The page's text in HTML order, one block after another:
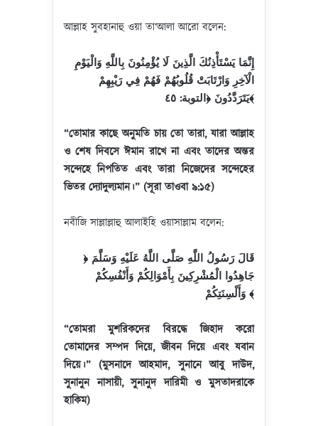
আল্লাহ সুবহানাহু ওয়া তা‘আলা আরো বলেন:
إِنَّمَا يَسْتَأْذِنُكَ الَّذِينَ لَا يُؤْمِنُونَ بِاللَّهِ وَالْيَوْمِ
الْآخِرِ وَارْتَابَتْ قُلُوبُهُمْ فَهُمْ فِي رَيْبِهِمْ
يَتَرَدَّدُونَ ﴿التوبة: ٤٥﴾
“তোমার কাছে অনুমতি চায় তো তারা,যারা আল্লাহ
ও শেষ দিবসে ঈমান রাখে না এবং তাদের অন্তর
সন্দেহে নিপতিত এবং তারা নিজেদের সন্দেহের
ভিতর দ্যোদুল্যমান।” (সূরা তাওবা ৯:১৫)
নবীজি সাল্লাল্লাহু আলাইহি ওয়াসাল্লাম বলেন:
قَالَ رَسُولُ اللَّهِ صَلَّى اللَّهُ عَلَيْهِ وَسَلَّمَ ﴿
جَاهِدُوا الْمُشْرِكِينَ بِأَمْوَالِكُمْ وَأَنْفُسِكُمْ
وَأَلْسِنَتِكُمْ ﴾
“তোমরা মুশরিকদের বিরদ্ধে জিহাদ
করো
তোমাদের সম্পদ দিয়ে,জীবন দিয়ে এবং যবান
দিয়ে।” (মুসনাদে আহমাদ,সুনানে আবু দাউদ,
সুনানুন নাসায়ী,সুনানুদ দারিমী ও মুসতাদরাকে
হাকিম)